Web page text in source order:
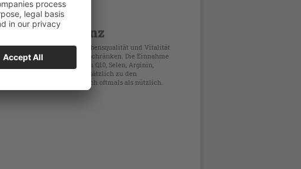
Kasuistik
Vitalstoffe bei
Herzinsuffizienz
Herzinsuffizienz kann die Lebensqualität und Vitalität
der Betroffenen deutlich einschränken. Die Einnahme
von Vitalstoffen wie Coenzym Q10, Selen, Arginin,
Citrullin und Magnesium zusätzlich zu den
Schultherapeutika erweist sich oftmals als nützlich.